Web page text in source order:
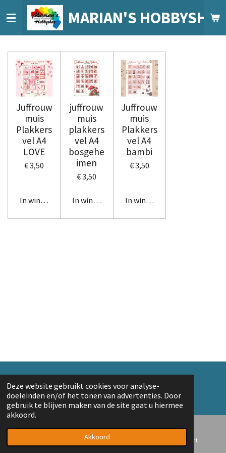
Deze website gebruikt cookies voor analyse-
doeleinden en/of het tonen van advertenties. Door
gebruik te blijven maken van de site gaat u hiermee
akkoord.
Akkoord
direct
naar
hoofdinhoud
MARIAN'S
Juffrouw
muis
Plakkers
vel A4
LOVE
€ 3,50
In winkelwagen
juffrouw
muis
plakkers
vel A4
bosgehe
imen
€ 3,50
In winkelwagen
Juffrouw
muis
Plakkers
vel A4
bambi
€ 3,50
In winkelwagen
© 2018 A. v/d Top
Powered byJouwWeb
Telefoonnummer Kaart